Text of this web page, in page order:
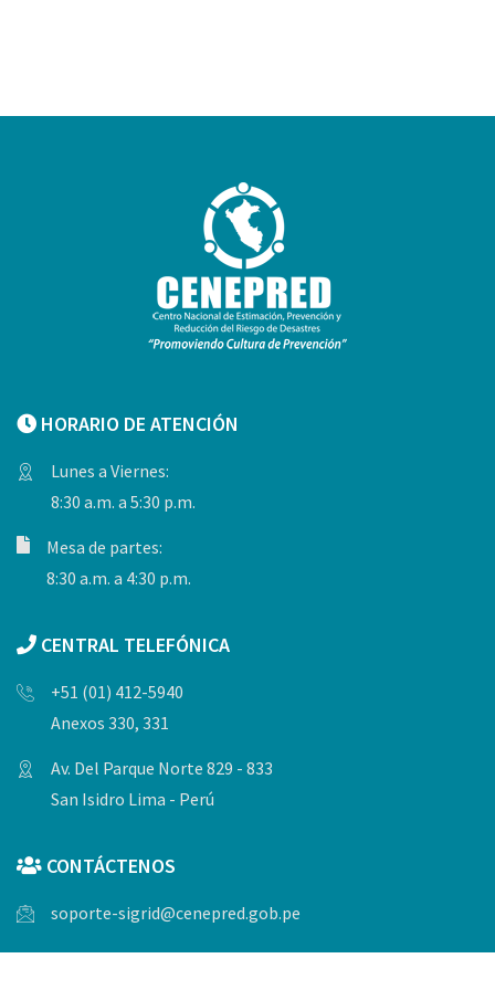
HORARIO DE ATENCIÓN
Lunes a Viernes:
8:30 a.m. a 5:30 p.m.
Mesa de partes:
8:30 a.m. a 4:30 p.m.
CENTRAL TELEFÓNICA
+51 (01) 412-5940
Anexos 330, 331
Av. Del Parque Norte 829 - 833
San Isidro Lima - Perú
CONTÁCTENOS
soporte-sigrid@cenepred.gob.pe